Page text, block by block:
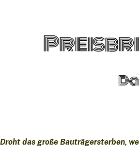
Droht das große Bauträgersterben,